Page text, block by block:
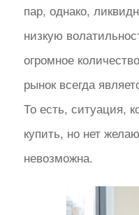
пар, однако,
низкую
огромное
рынок всегда
То есть, ситуация,
купить, но нет
невозможна.